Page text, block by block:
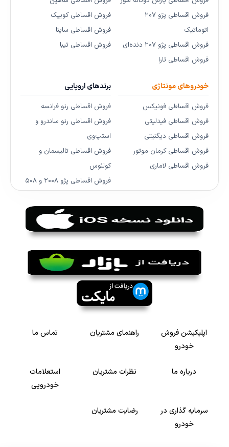
فروش اقساطی پژو ۲۰۷
اتوماتیک
فروش اقساطی پژو ۲۰۷ دنده‌ای
فروش اقساطی تارا
فروش اقساطی کوییک
فروش اقساطی ساینا
فروش اقساطی تیبا
خودروهای مونتاژی
فروش اقساطی فونیکس
فروش اقساطی فیدلیتی
فروش اقساطی دیگنیتی
فروش اقساطی کرمان موتور
فروش اقساطی لاماری
برندهای اروپایی
فروش اقساطی رنو فرانسه
فروش اقساطی رنو ساندرو و
استپ‌وی
فروش اقساطی تالیسمان و
کولئوس
فروش اقساطی پژو ۲۰۰۸ و ۵۰۸
اپلیکیشن فروش
خودرو
راهنمای مشتریان تماس ما
درباره ما نظرات مشتریان
استعلامات
خودرویی
سرمایه گذاری در
خودرو
رضایت مشتریان